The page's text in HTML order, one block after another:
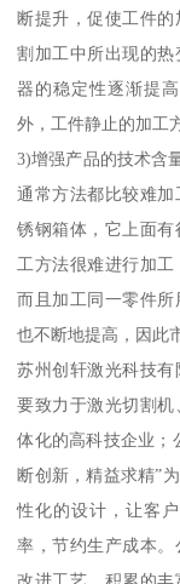
断提升，促使工件
割加工中所出现的
器的稳定性逐渐提
外，工件静止的加工
3)增强产品的技术含
通常方法都比较难
锈钢箱体，它上面
工方法很难进行加工
而且加工同一零件
也不断地提高，因此
苏州创轩激光科技
要致力于激光切割
体化的高科技企业；
断创新，精益求精”
性化的设计，让客
率，节约生产成本。